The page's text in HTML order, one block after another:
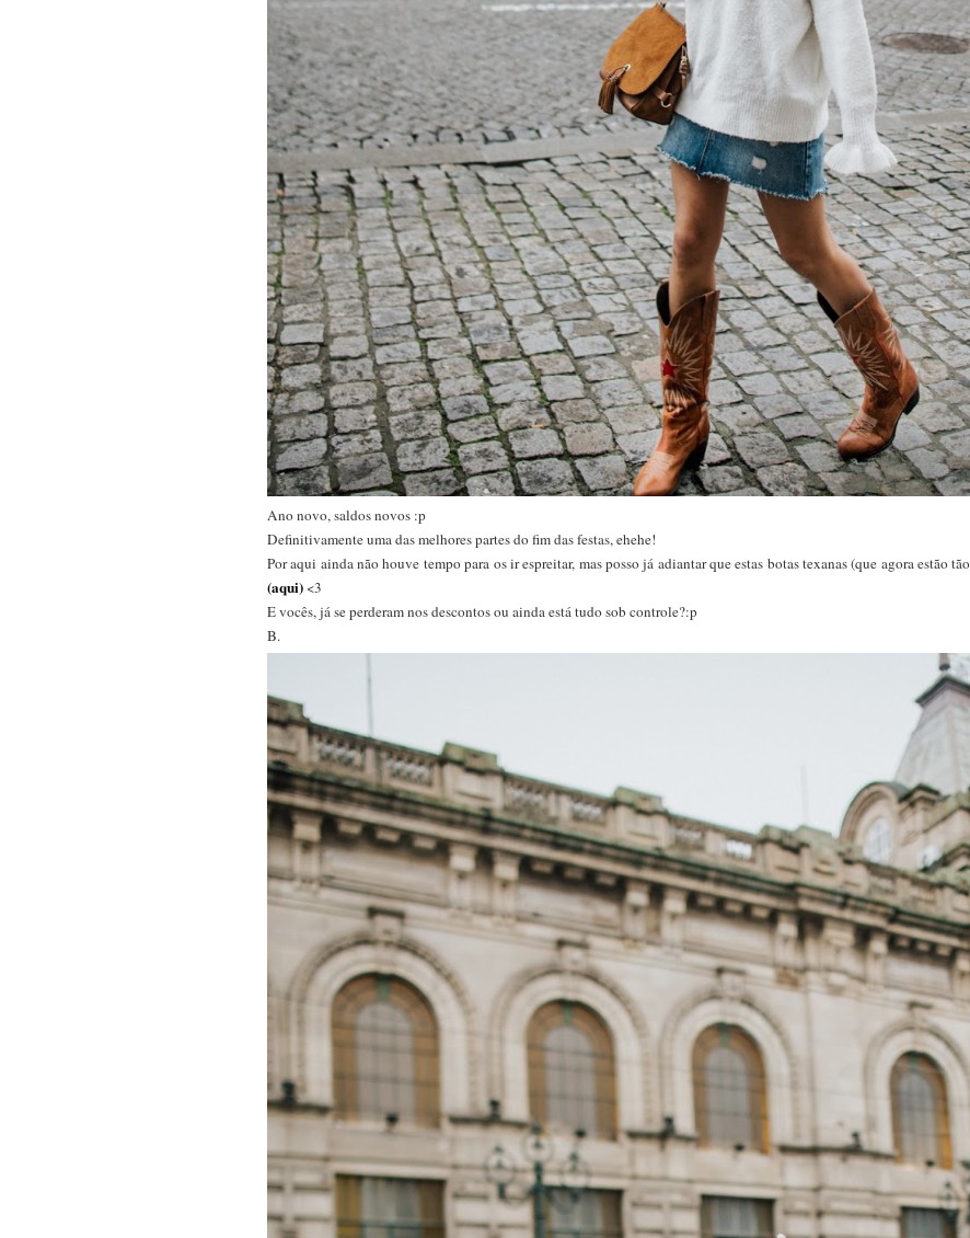
Ano novo, saldos novos :p
Definitivamente uma das melhores partes do fim das festas, ehehe!
Por aqui ainda não houve tempo para os ir espreitar, mas posso já adiantar que estas botas texanas (que agora estão tão
(aqui) <3
E vocês, já se perderam nos descontos ou ainda está tudo sob controle?:p
B.